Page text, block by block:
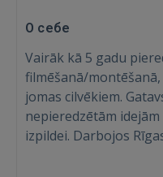
О себе
Vairāk kā 5 gadu
filmēšanā/
jomas cilvēkiem.
nepieredzētām
izpildei. Darbojos